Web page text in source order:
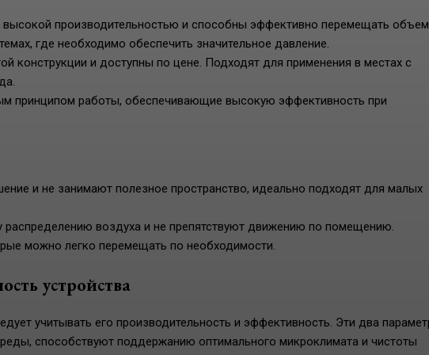
производительностью и способны эффективно перемещать объем
где необходимо обеспечить значительное давление.
конструкции и доступны по цене. Подходят для применения в местах с
принципом работы, обеспечивающие высокую эффективность при
и не занимают полезное пространство, идеально подходят для малых
воздуха и не препятствуют движению по помещению.
можно легко перемещать по необходимости.
устройства
учитывать его производительность и эффективность. Эти два
способствуют поддержанию оптимального микроклимата и чистоты